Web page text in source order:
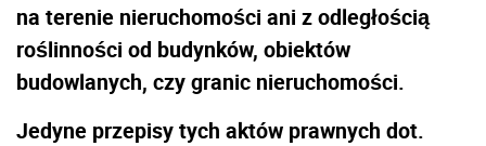
na terenie nieruchomości ani z odległością
roślinności od budynków, obiektów
budowlanych, czy granic nieruchomości.
Jedyne przepisy tych aktów prawnych dot.